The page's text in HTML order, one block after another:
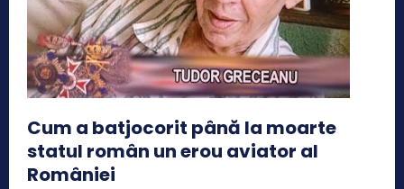
Cum a batjocorit până la moarte
statul român un erou aviator al
României